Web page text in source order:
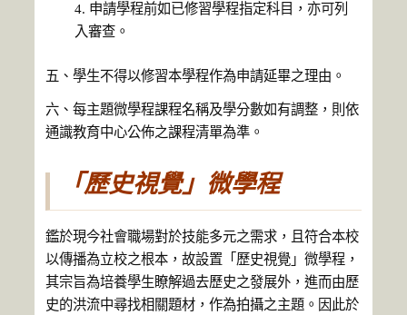
申請學程前如已修習學程指定科目，亦可列
入審查。
五、學生不得以修習本學程作為申請延畢之理由。
六、每主題微學程課程名稱及學分數如有調整，則依
通識教育中心公佈之課程清單為準。
「歷史視覺」微學程
鑑於現今社會職場對於技能多元之需求，且符合本校
以傳播為立校之根本，故設置「歷史視覺」微學程，
其宗旨為培養學生瞭解過去歷史之發展外，進而由歷
史的洪流中尋找相關題材，作為拍攝之主題。因此於